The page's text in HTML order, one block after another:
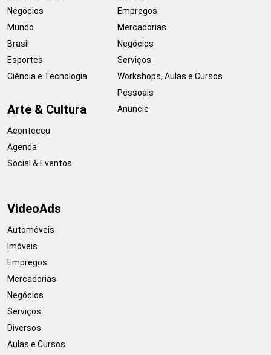
Negócios
Mundo
Brasil
Esportes
Ciência e Tecnologia
Arte & Cultura
Aconteceu
Agenda
Social & Eventos
Empregos
Mercadorias
Negócios
Serviços
Workshops, Aulas e Cursos
Pessoais
Anuncie
VideoAds
Automóveis
Imóveis
Empregos
Mercadorias
Negócios
Serviços
Diversos
Aulas e Cursos